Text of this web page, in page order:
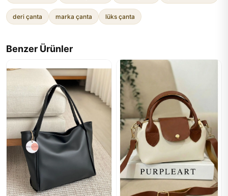
deri çanta marka çanta lüks çanta
Benzer Ürünler